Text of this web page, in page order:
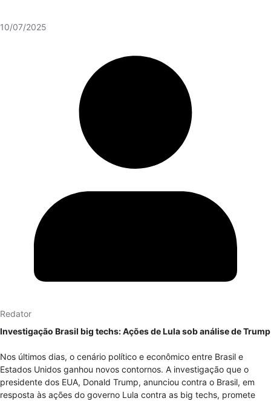
10/07/2025
Redator
Investigação Brasil big techs: Ações de Lula sob análise de Trump
Nos últimos dias, o cenário político e econômico entre Brasil e
Estados Unidos ganhou novos contornos. A investigação que o
presidente dos EUA, Donald Trump, anunciou contra o Brasil, em
resposta às ações do governo Lula contra as big techs, promete